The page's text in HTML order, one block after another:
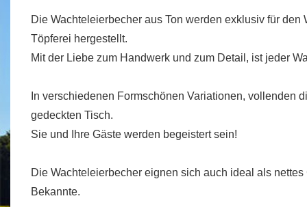
Die Wachteleierbecher aus Ton werden exklusiv für
Töpferei hergestellt.
Mit der Liebe zum Handwerk und zum Detail, ist jeder
In verschiedenen Formschönen Variationen, vollenden
gedeckten Tisch.
Sie und Ihre Gäste werden begeistert sein!
Die Wachteleierbecher eignen sich auch ideal als
Bekannte.